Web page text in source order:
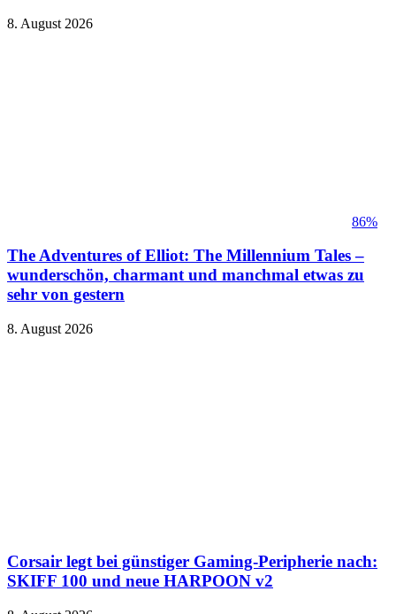
8. August 2026
86%
The Adventures of Elliot: The Millennium Tales –
wunderschön, charmant und manchmal etwas zu
sehr von gestern
8. August 2026
Corsair legt bei günstiger Gaming-Peripherie nach:
SKIFF 100 und neue HARPOON v2